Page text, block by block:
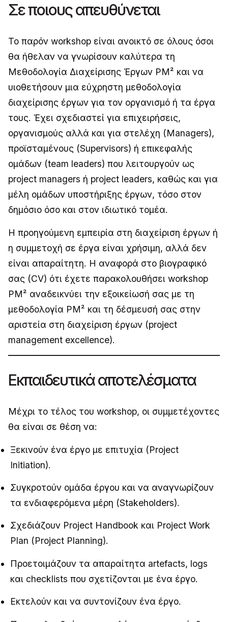
Σε ποιους απευθύνεται
Το παρόν workshop είναι ανοικτό σε όλους όσοι
θα ήθελαν να γνωρίσουν καλύτερα τη
Μεθοδολογία Διαχείρισης Έργων PM² και να
υιοθετήσουν μια εύχρηστη μεθοδολογία
διαχείρισης έργων για τον οργανισμό ή τα έργα
τους. Έχει σχεδιαστεί για επιχειρήσεις,
οργανισμούς αλλά και για στελέχη (Managers),
προϊσταμένους (Supervisors) ή επικεφαλής
ομάδων (team leaders) που λειτουργούν ως
project managers ή project leaders, καθώς και για
μέλη ομάδων υποστήριξης έργων, τόσο στον
δημόσιο όσο και στον ιδιωτικό τομέα.
Η προηγούμενη εμπειρία στη διαχείριση έργων ή
η συμμετοχή σε έργα είναι χρήσιμη, αλλά δεν
είναι απαραίτητη. Η αναφορά στο βιογραφικό
σας (CV) ότι έχετε παρακολουθήσει workshop
PM² αναδεικνύει την εξοικείωσή σας με τη
μεθοδολογία PM² και τη δέσμευσή σας στην
αριστεία στη διαχείριση έργων (project
management excellence).
Εκπαιδευτικά αποτελέσματα
Μέχρι το τέλος του workshop, οι συμμετέχοντες
θα είναι σε θέση να:
Ξεκινούν ένα έργο με επιτυχία (Project
Initiation).
Συγκροτούν ομάδα έργου και να αναγνωρίζουν
τα ενδιαφερόμενα μέρη (Stakeholders).
Σχεδιάζουν Project Handbook και Project Work
Plan (Project Planning).
Προετοιμάζουν τα απαραίτητα artefacts, logs
και checklists που σχετίζονται με ένα έργο.
Εκτελούν και να συντονίζουν ένα έργο.